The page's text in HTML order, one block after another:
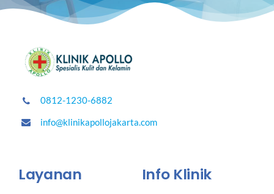
0812-1230-6882
info@klinikapollojakarta.com
Layanan Info Klinik